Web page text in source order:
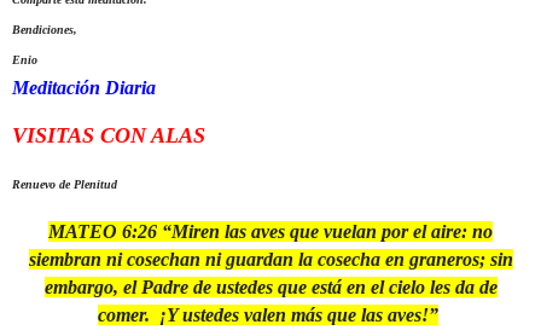
Bendiciones,
Enio
Meditación Diaria
VISITAS CON ALAS
Renuevo de Plenitud
MATEO 6:26 “Miren las aves que vuelan por el aire: no
siembran ni cosechan ni guardan la cosecha en graneros; sin
embargo, el Padre de ustedes que está en el cielo les da de
comer. ¡Y ustedes valen más que las aves!”